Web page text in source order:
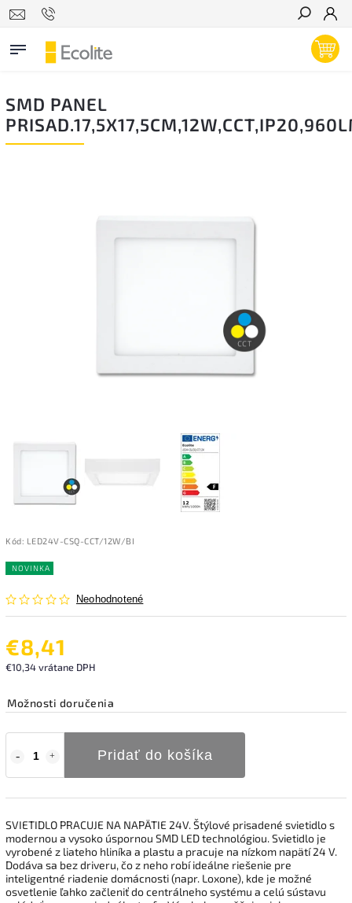
Hľadať
SMD PANEL
Kód: LED24V-CSQ-CCT/12W/BI
NOVINKA
Neohodnotené
€8,41
€10,34 vrátane DPH
Možnosti doručenia
Pridať do košíka
SVIETIDLO PRACUJE NA NAPÄTIE 24V. Štýlové prisadené svietidlo s
modernou a vysoko úspornou SMD LED technológiou. Svietidlo je
vyrobené z liateho hliníka a plastu a pracuje na nízkom napätí 24 V.
Dodáva sa bez driveru, čo z neho robí ideálne riešenie pre
inteligentné riadenie domácnosti (napr. Loxone), kde je možné
osvetlenie ľahko začleniť do centrálneho systému a celú sústavu